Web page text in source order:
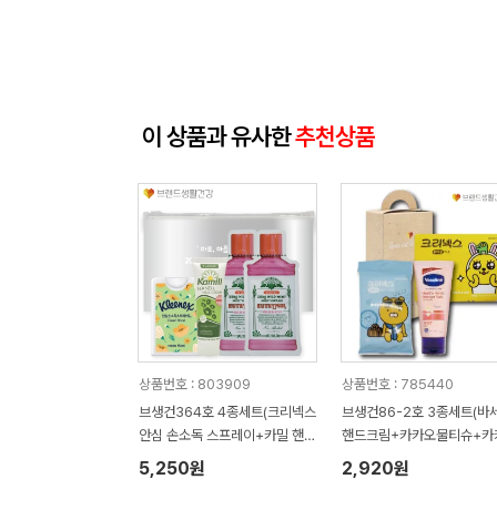
이 상품과 유사한추천상품
상품번호 : 803909
브생건364호 4종세트(크리넥스
안심 손소독 스프레이+카밀 핸드
크림+유시몰 가글2매)
5,250원
상품번호 : 785440
브생건86-2호 3종세트(바
핸드크림+카카오물티슈+카
미용휴지)
2,920원